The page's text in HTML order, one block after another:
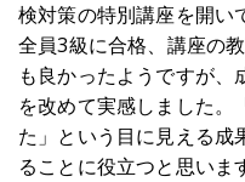
検対策の特別講座を開い
全員3級に合格、講座の
も良かったようですが、
を改めて実感しました。
た」という目に見える成
ることに役立つと思いま